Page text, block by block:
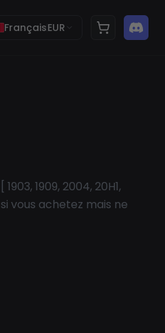
FrançaisEUR
1909, 2004, 20H1,
si vous achetez mais ne